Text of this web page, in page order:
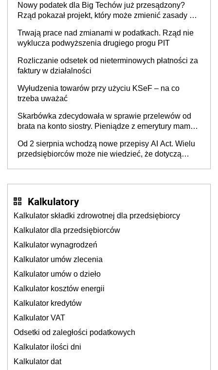
Nowy podatek dla Big Techów już przesądzony?
Rząd pokazał projekt, który może zmienić zasady gry
Trwają prace nad zmianami w podatkach. Rząd nie
wyklucza podwyższenia drugiego progu PIT
Rozliczanie odsetek od nieterminowych płatności za
faktury w działalności
Wyłudzenia towarów przy użyciu KSeF – na co
trzeba uważać
Skarbówka zdecydowała w sprawie przelewów od
brata na konto siostry. Pieniądze z emerytury mamy
będzie
Od 2 sierpnia wchodzą nowe przepisy AI Act. Wielu
przedsiębiorców może nie wiedzieć, że dotyczą
Kalkulatory
Kalkulator składki zdrowotnej dla przedsiębiorcy
Kalkulator dla przedsiębiorców
Kalkulator wynagrodzeń
Kalkulator umów zlecenia
Kalkulator umów o dzieło
Kalkulator kosztów energii
Kalkulator kredytów
Kalkulator VAT
Odsetki od zaległości podatkowych
Kalkulator ilości dni
Kalkulator dat